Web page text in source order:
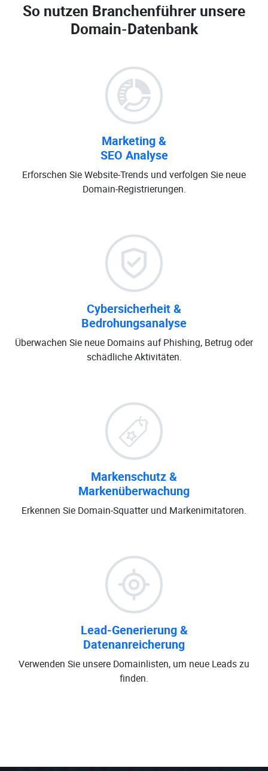
So nutzen Branchenführer unsere
Domain-Datenbank
Marketing &
SEO Analyse
Erforschen Sie Website-Trends und verfolgen Sie neue
Domain-Registrierungen.
Cybersicherheit &
Bedrohungsanalyse
Überwachen Sie neue Domains auf Phishing, Betrug oder
schädliche Aktivitäten.
Markenschutz &
Markenüberwachung
Erkennen Sie Domain-Squatter und Markenimitatoren.
Lead-Generierung &
Datenanreicherung
Verwenden Sie unsere Domainlisten, um neue Leads zu
finden.